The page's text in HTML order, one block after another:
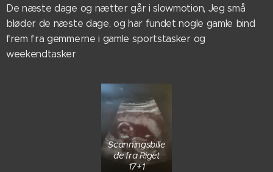
De næste dage og nætter går i slowmotion, Jeg små
bløder de næste dage, og har fundet nogle gamle bind
frem fra gemmerne i gamle sportstasker og
weekendtasker
Scanningsbille
de fra Riget
17+1